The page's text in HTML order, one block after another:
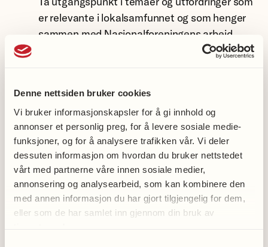
Denne nettsiden bruker cookies
Vi bruker informasjonskapsler for å gi innhold og
annonser et personlig preg, for å levere sosiale medie-
funksjoner, og for å analysere trafikken vår. Vi deler
dessuten informasjon om hvordan du bruker nettstedet
vårt med partnerne våre innen sosiale medier,
annonsering og analysearbeid, som kan kombinere den
med annen informasjon du har gjort tilgjengelig for dem,
eller som de har samlet inn gjennom din bruk av
er relevante i lokalsamfunnet og som henger
sammen med Nasjonalforeningens arbeid.
Sett dere inn i kommunens planer
saker kan gi nyttig innsikt i hvilke temaer som
Bli kjent med politikernes prioriteringer
Partiprogrammer, politiske møter og dialog
med folkevalgte kan gi bedre forståelse av
hvilke saker som står på dagsorden.
Bygg relasjoner over tid
Invitasjoner til arrangementer, aktiviteter og